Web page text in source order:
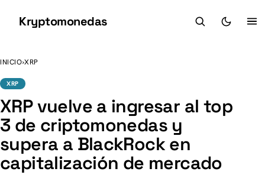
Kryptomonedas
INICIO›XRP
XRP
XRP vuelve a ingresar al top
3 de criptomonedas y
supera a BlackRock en
capitalización de mercado